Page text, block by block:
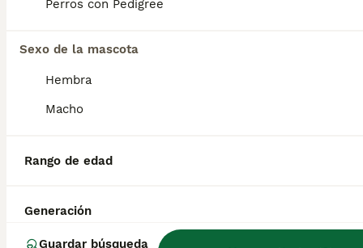
Perros con Pedigree
Sexo de la mascota
Hembra
Macho
Rango de edad
Generación
Guardar búsqueda
rendimiento desde el 1 de julio de 2009.
¿Cuánto cuestan los
¿Los Lancashire Heelers son
buenas mascotas?